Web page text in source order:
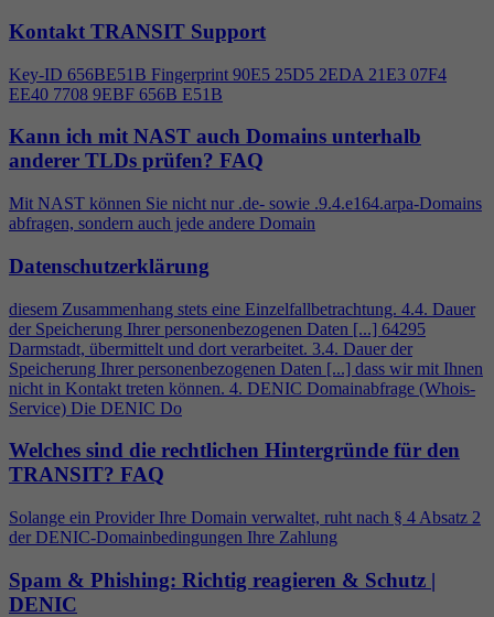
Kontakt TRANSIT Support
Key-ID 656BE51B Fingerprint 90E5 25D5 2EDA 21E3 07F4
EE40 7708 9EBF 656B E51B
Kann ich mit NAST auch Domains unterhalb
anderer TLDs prüfen? FAQ
Mit NAST können Sie nicht nur .de- sowie .9.4.e164.arpa-Domains
abfragen, sondern auch jede andere Domain
Datenschutzerklärung
diesem Zusammenhang stets eine Einzelfallbetrachtung. 4.4. Dauer
der Speicherung Ihrer personenbezogenen Daten [...] 64295
Darmstadt, übermittelt und dort verarbeitet. 3.4. Dauer der
Speicherung Ihrer personenbezogenen Daten [...] dass wir mit Ihnen
nicht in Kontakt treten können. 4. DENIC Domainabfrage (Whois-
Service) Die DENIC Do
Welches sind die rechtlichen Hintergründe für den
TRANSIT? FAQ
Solange ein Provider Ihre Domain verwaltet, ruht nach § 4 Absatz 2
der DENIC-Domainbedingungen Ihre Zahlung
Spam & Phishing: Richtig reagieren & Schutz |
DENIC